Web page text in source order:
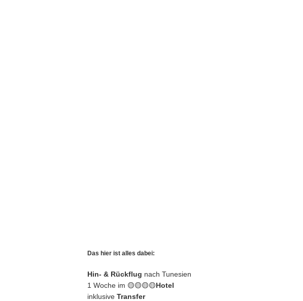
Das hier ist alles dabei:
Hin- & Rückflug nach Tunesien
1 Woche im 🟡🟡🟡🟡Hotel
inklusive Transfer